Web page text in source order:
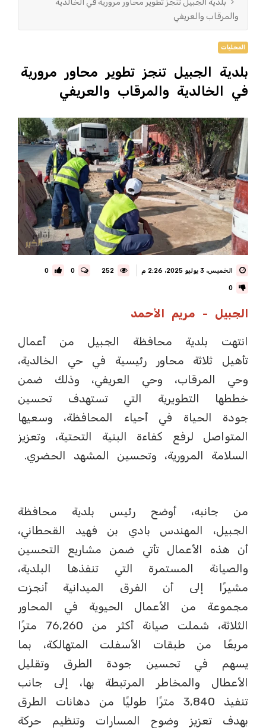
بلدية الجبيل تنجز تطوير محاور مرورية في الخالدية
والمرقاب والعريفي
المحليات
بلدية الجبيل تنجز تطوير محاور مرورية
في الخالدية والمرقاب والعريفي
الخميس، 3 يوليو 2025، 2:26 م 0
0
0
الجبيل - مريم الأحمد
انتهت بلدية محافظة الجبيل من أعمال
تأهيل ثلاثة محاور رئيسية في حي الخالدية،
وحي المرقاب، وحي العريفي، وذلك ضمن
خططها التطويرية التي تستهدف تحسين
جودة الحياة في أحياء المحافظة، وسعيها
المتواصل لرفع كفاءة البنية التحتية، وتعزيز
السلامة المرورية، وتحسين المشهد الحضري.
من جانبه، أوضح رئيس بلدية محافظة
الجبيل، المهندس بادي بن فهيد القحطاني،
أن هذه الأعمال تأتي ضمن مشاريع التحسين
والصيانة المستمرة التي تنفذها البلدية،
مشيرًا إلى أن الفرق الميدانية أنجزت
مجموعة من الأعمال الحيوية في المحاور
الثلاثة، شملت صيانة أكثر من 76,260 مترًا
مربعًا من طبقات الأسفلت المتهالكة، بما
يسهم في تحسين جودة الطرق وتقليل
الأعطال والمخاطر المرتبطة بها، إلى جانب
تنفيذ 3,840 مترًا طوليًا من دهانات الطرق
بهدف تعزيز وضوح المسارات وتنظيم حركة